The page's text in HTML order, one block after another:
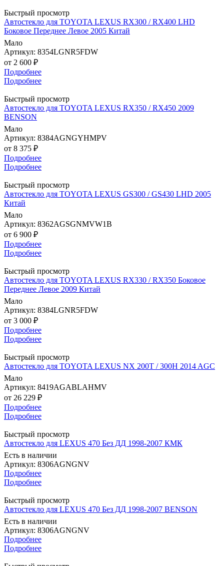
Быстрый просмотр
Автостекло для TOYOTA LEXUS RX300 / RX400 LHD
Боковое Переднее Левое 2005 Китай
Мало
Артикул: 8354LGNR5FDW
от 2 600 ₽
Подробнее
Подробнее
Быстрый просмотр
Автостекло для TOYOTA LEXUS RX350 / RX450 2009
BENSON
Мало
Артикул: 8384AGNGYHMPV
от 8 375 ₽
Подробнее
Подробнее
Быстрый просмотр
Автостекло для TOYOTA LEXUS GS300 / GS430 LHD 2005
Китай
Мало
Артикул: 8362AGSGNMVW1B
от 6 900 ₽
Подробнее
Подробнее
Быстрый просмотр
Автостекло для TOYOTA LEXUS RX330 / RX350 Боковое
Переднее Левое 2009 Китай
Мало
Артикул: 8384LGNR5FDW
от 3 000 ₽
Подробнее
Подробнее
Быстрый просмотр
Автостекло для TOYOTA LEXUS NX 200T / 300H 2014 AGC
Мало
Артикул: 8419AGABLAHMV
от 26 229 ₽
Подробнее
Подробнее
Быстрый просмотр
Автостекло для LEXUS 470 Без ДД 1998-2007 КМК
Есть в наличии
Артикул: 8306AGNGNV
Подробнее
Подробнее
Быстрый просмотр
Автостекло для LEXUS 470 Без ДД 1998-2007 BENSON
Есть в наличии
Артикул: 8306AGNGNV
Подробнее
Подробнее